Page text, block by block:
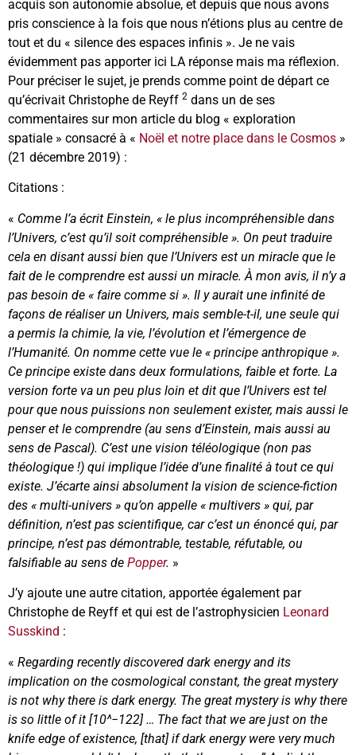
acquis son autonomie absolue, et depuis que nous avons
pris conscience à la fois que nous n’étions plus au centre de
tout et du « silence des espaces infinis ». Je ne vais
évidemment pas apporter ici LA réponse mais ma réflexion.
Pour préciser le sujet, je prends comme point de départ ce
qu’écrivait Christophe de Reyff 2 dans un de ses
commentaires sur mon article du blog « exploration
spatiale » consacré à « Noël et notre place dans le Cosmos »
(21 décembre 2019) :
Citations :
« Comme l’a écrit Einstein, « le plus incompréhensible dans
l’Univers, c’est qu’il soit compréhensible ». On peut traduire
cela en disant aussi bien que l’Univers est un miracle que le
fait de le comprendre est aussi un miracle. À mon avis, il n’y a
pas besoin de « faire comme si ». Il y aurait une infinité de
façons de réaliser un Univers, mais semble-t-il, une seule qui
a permis la chimie, la vie, l’évolution et l’émergence de
l’Humanité. On nomme cette vue le « principe anthropique ».
Ce principe existe dans deux formulations, faible et forte. La
version forte va un peu plus loin et dit que l’Univers est tel
pour que nous puissions non seulement exister, mais aussi le
penser et le comprendre (au sens d’Einstein, mais aussi au
sens de Pascal). C’est une vision téléologique (non pas
théologique !) qui implique l’idée d’une finalité à tout ce qui
existe. J’écarte ainsi absolument la vision de science-fiction
des « multi-univers » qu’on appelle « multivers » qui, par
définition, n’est pas scientifique, car c’est un énoncé qui, par
principe, n’est pas démontrable, testable, réfutable, ou
falsifiable au sens de Popper. »
J’y ajoute une autre citation, apportée également par
Christophe de Reyff et qui est de l’astrophysicien Leonard
Susskind :
« Regarding recently discovered dark energy and its
implication on the cosmological constant, the great mystery
is not why there is dark energy. The great mystery is why there
is so little of it [10^−122] … The fact that we are just on the
knife edge of existence, [that] if dark energy were very much